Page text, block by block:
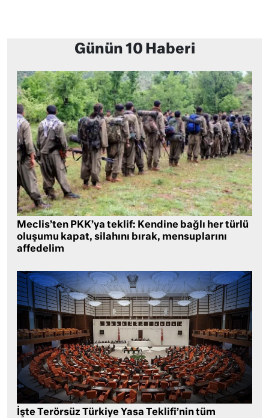
Günün 10 Haberi
Meclis’ten PKK’ya teklif: Kendine bağlı her türlü
oluşumu kapat, silahını bırak, mensuplarını
affedelim
İşte Terörsüz Türkiye Yasa Teklifi’nin tüm